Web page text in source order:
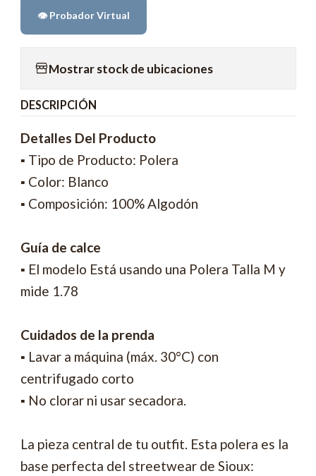
👁️ Probador Virtual
Mostrar stock de ubicaciones
DESCRIPCIÓN
Detalles Del Producto
▪ Tipo de Producto: Polera
▪ Color: Blanco
▪ Composición: 100% Algodón
Guía de calce
▪ El modelo Está usando una Polera Talla M y
mide 1.78
Cuidados de la prenda
▪ Lavar a máquina (máx. 30°C) con
centrifugado corto
▪ No clorar ni usar secadora.
La pieza central de tu outfit. Esta polera es la
base perfecta del streetwear de Sioux: